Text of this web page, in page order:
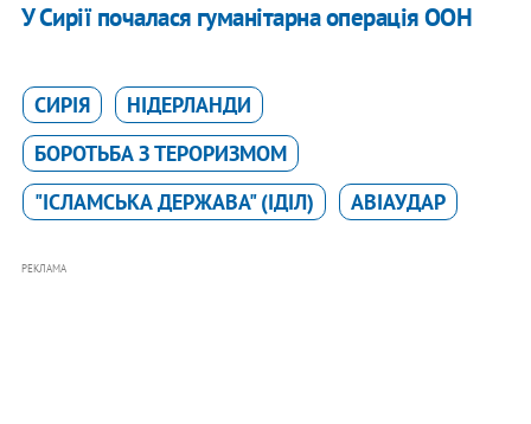
У Сирії почалася гуманітарна операція ООН
СИРІЯ
НІДЕРЛАНДИ
БОРОТЬБА З ТЕРОРИЗМОМ
"ІСЛАМСЬКА ДЕРЖАВА" (ІДІЛ)
АВІАУДАР
РЕКЛАМА